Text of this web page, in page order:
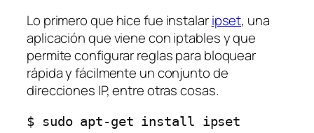
Lo primero que hice fue instalaripset, una
aplicación que viene con iptables y que
permite configurar reglas para bloquear
rápida y fácilmente un conjunto de
direcciones IP, entre otras cosas.
$ sudo apt-get install ipset